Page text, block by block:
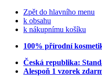
Zpět do hlavního menu
k obsahu
k nákupnímu košíku
100% přírodní
Česká republika:
Alespoň 1 vzorek